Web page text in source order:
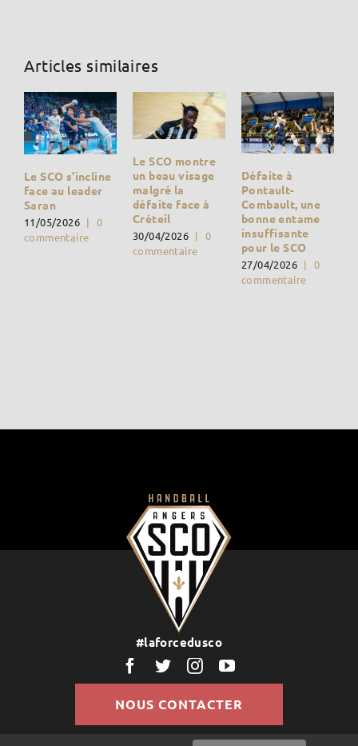
Articles similaires
Le SCO s’incline
face au leader
Saran
11/05/2026 |
0
commentaire
Le SCO montre
un beau visage
malgré la
défaite face à
Créteil
30/04/2026 |
0
commentaire
Défaite à
Pontault-
Combault, une
bonne entame
insuffisante
pour le SCO
27/04/2026 |
0
commentaire
#laforcedusco
NOUS CONTACTER